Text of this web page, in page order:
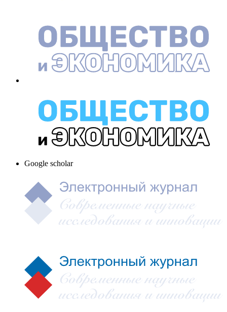
Google scholar